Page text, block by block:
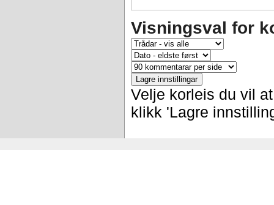
Visningsval for
Velje korleis du vil
klikk 'Lagre